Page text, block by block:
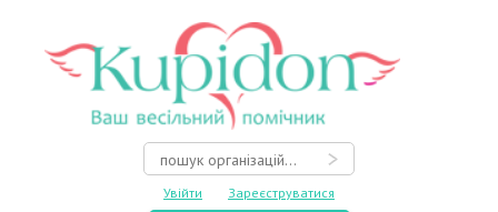
Увійти Зареєструватися